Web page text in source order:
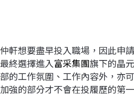
軒想要盡早投入職場，因此申
終選擇進入富采集團旗下的晶
的工作氛圍、工作內容外，亦
強的部分才不會在投履歷的第